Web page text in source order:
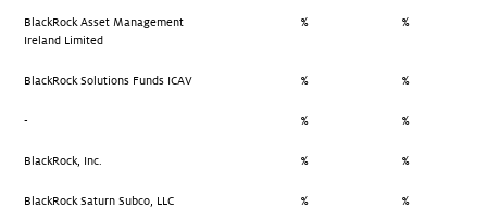
BlackRock Asset Management
Ireland Limited
% %
BlackRock Solutions Funds ICAV % %
- % %
BlackRock, Inc. % %
BlackRock Saturn Subco, LLC % %